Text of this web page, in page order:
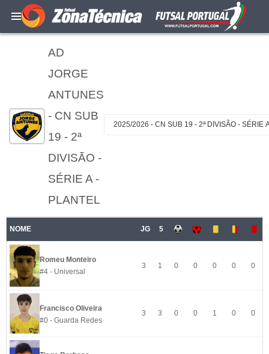
AD
JORGE
ANTUNES
- CN SUB
19 - 2ª
DIVISÃO -
SÉRIE A -
PLANTEL
2025/2026 - CN SUB 19 - 2ª DIVISÃO - SÉRIE
NOME JG 5
Romeu Monteiro
#4 - Universal
3 1 0 0 0 0 0
Francisco Oliveira
#0 - Guarda Redes
3 3 0 0 1 0 0